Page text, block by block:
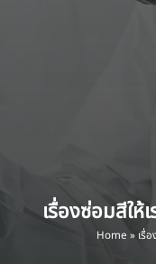
เรื่องซ่อมสีให้
Home » เรื่